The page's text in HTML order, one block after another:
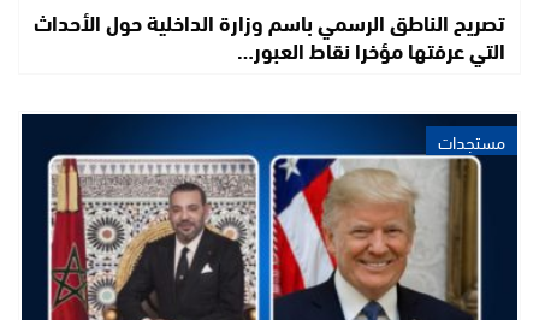
تصريح الناطق الرسمي باسم وزارة الداخلية حول الأحداث
التي عرفتها مؤخرا نقاط العبور…
مستجدات